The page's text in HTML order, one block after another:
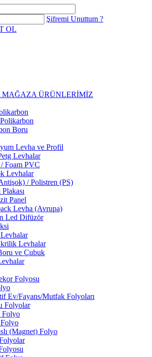
Şifremi Unuttum ?
OL
MAĞAZA ÜRÜNLERİMİZ
Boru
Levha ve Profil
Levhalar
Foam PVC
Levhalar
/ Polistren (PS)
Panel
Levha (Avrupa)
Led Difüzör
Levhalar
ve Çubuk
Folyosu
Ev/Fayans/Mutfak Folyoları
Folyolar
Folyo
(Magnet) Folyo